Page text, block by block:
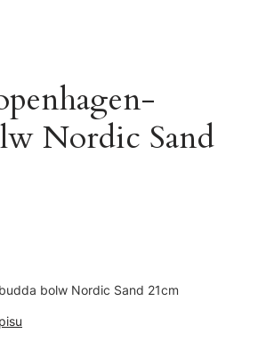
Nordic Sand
bolw Nordic Sand 21cm